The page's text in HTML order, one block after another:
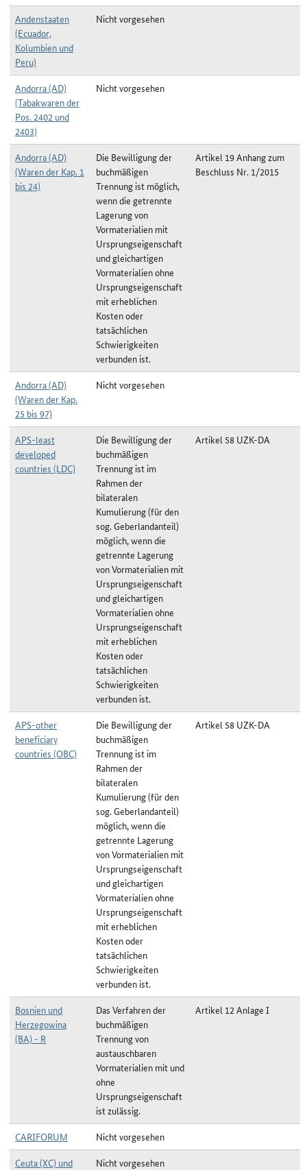
Andenstaaten
(Ecuador,
Kolumbien und
Peru)
Nicht vorgesehen
Andorra (AD)
(Tabakwaren der
Pos. 2402 und
2403)
Nicht vorgesehen
Andorra (AD)
(Waren der Kap. 1
bis 24)
Die Bewilligung der
buchmäßigen
Trennung ist möglich,
wenn die getrennte
Lagerung von
Vormaterialien mit
Ursprungseigenschaft
und gleichartigen
Vormaterialien ohne
Ursprungseigenschaft
mit erheblichen
Kosten oder
tatsächlichen
Schwierigkeiten
verbunden ist.
Artikel 19 Anhang zum
Beschluss Nr. 1/2015
Andorra (AD)
(Waren der Kap.
25 bis 97)
Nicht vorgesehen
APS-least
developed
countries (LDC)
Die Bewilligung der
buchmäßigen
Trennung ist im
Rahmen der
bilateralen
Kumulierung (für den
sog. Geberlandanteil)
möglich, wenn die
getrennte Lagerung
von Vormaterialien mit
Ursprungseigenschaft
und gleichartigen
Vormaterialien ohne
Ursprungseigenschaft
mit erheblichen
Kosten oder
tatsächlichen
Schwierigkeiten
verbunden ist.
Artikel 58 UZK-DA
APS-other
beneficiary
countries (OBC)
Die Bewilligung der
buchmäßigen
Trennung ist im
Rahmen der
bilateralen
Kumulierung (für den
sog. Geberlandanteil)
möglich, wenn die
getrennte Lagerung
von Vormaterialien mit
Ursprungseigenschaft
und gleichartigen
Vormaterialien ohne
Ursprungseigenschaft
mit erheblichen
Kosten oder
tatsächlichen
Schwierigkeiten
verbunden ist.
Artikel 58 UZK-DA
Bosnien und
Herzegowina
(BA) - R
Das Verfahren der
buchmäßigen
Trennung von
austauschbaren
Vormaterialien mit und
ohne
Ursprungseigenschaft
ist zulässig.
Artikel 12 Anlage I
CARIFORUM
Nicht vorgesehen
Ceuta (XC) und
Nicht vorgesehen